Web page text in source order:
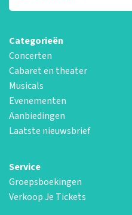
Categorieën
Concerten
Cabaret en theater
Musicals
Evenementen
Aanbiedingen
Laatste nieuwsbrief
Service
Groepsboekingen
Verkoop Je Tickets